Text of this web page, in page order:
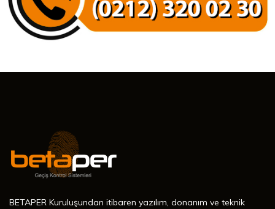
BETAPER Kuruluşundan itibaren yazılım, donanım ve teknik